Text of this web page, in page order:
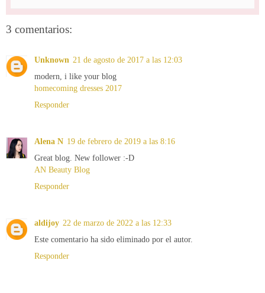
3 comentarios:
Unknown 21 de agosto de 2017 a las 12:03
modern, i like your blog
homecoming dresses 2017
Responder
Alena N 19 de febrero de 2019 a las 8:16
Great blog. New follower :-D
AN Beauty Blog
Responder
aldijoy 22 de marzo de 2022 a las 12:33
Este comentario ha sido eliminado por el autor.
Responder